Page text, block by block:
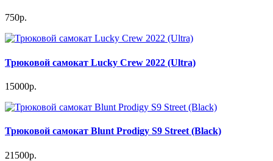
750р.
Трюковой самокат Lucky Crew 2022 (Ultra)
15000р.
Трюковой самокат Blunt Prodigy S9 Street (Black)
21500р.